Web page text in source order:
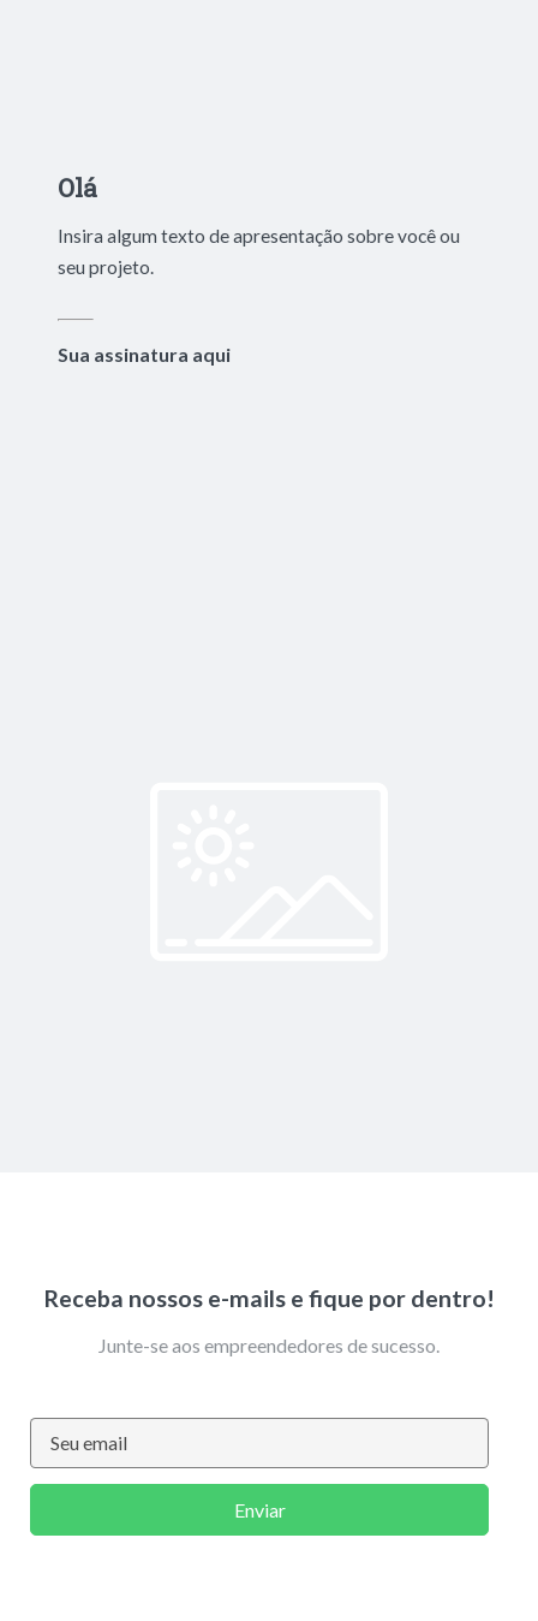
Olá
Insira algum texto de apresentação sobre você ou
seu projeto.
Sua assinatura aqui
Receba nossos e-mails e fique por dentro!
Junte-se aos empreendedores de sucesso.
Enviar